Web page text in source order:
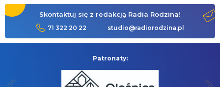
Skontaktuj się z redakcją Radia Rodzina!
71 322 20 22 studio@radiorodzina.pl
Patronaty: